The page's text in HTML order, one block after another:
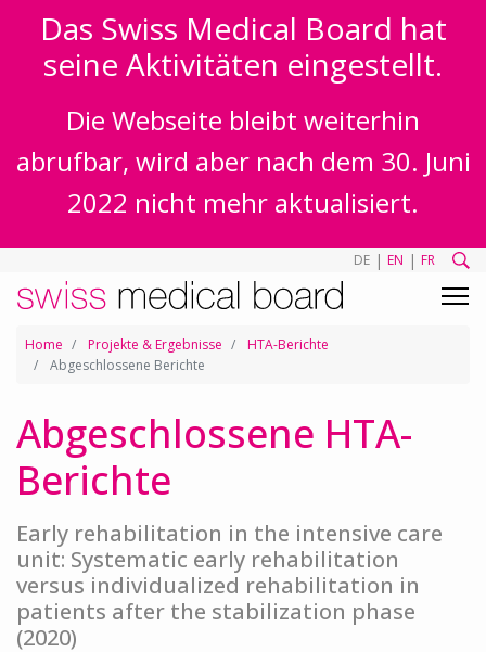
Das Swiss Medical Board hat
seine Aktivitäten eingestellt.
Die Webseite bleibt weiterhin
abrufbar, wird aber nach dem 30. Juni
2022 nicht mehr aktualisiert.
DE | EN | FR
Home Projekte & Ergebnisse
HTA-Berichte
Abgeschlossene Berichte
Abgeschlossene HTA-
Berichte
Early rehabilitation in the intensive care
unit: Systematic early rehabilitation
versus individualized rehabilitation in
patients after the stabilization phase
(2020)